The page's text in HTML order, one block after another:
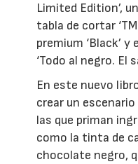
Limited Edition’,
tabla de cortar
premium ‘Black’
‘Todo al negro. El
En este nuevo
crear un
las que priman
como la tinta de
chocolate negro,